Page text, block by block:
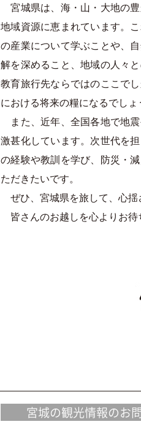
宮城県は、海・山・大地の
地域資源に恵まれています。
の産業について学ぶことや、
解を深めること、地域の人々
教育旅行先ならではのここで
における将来の糧になるでしょ
また、近年、全国各地で地
激甚化しています。次世代を
の経験や教訓を学び、防災・
ただきたいです。
ぜひ、宮城県を旅して、心揺
皆さんのお越しを心よりお待
宮城の観光情報のお